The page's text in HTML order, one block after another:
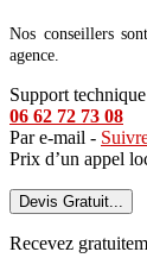
Nos conseillers
agence.
Support
06 62 72 73 08
Par e-mail -
Prix d’un appel
Devis Gratuit...
Recevez